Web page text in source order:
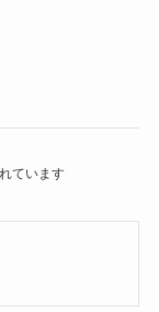
ています